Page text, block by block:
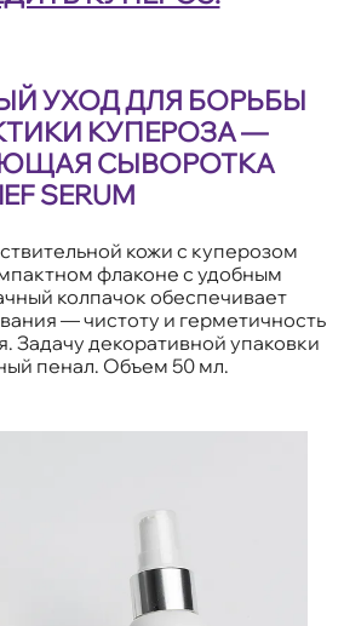
УХОД ДЛЯ БОРЬБЫ
КУПЕРОЗА —
СЫВОРОТКА
SERUM
кожи с куперозом
флаконе с удобным
колпачок обеспечивает
— чистоту и герметичность
Задачу декоративной упаковки
пенал. Объем 50 мл.